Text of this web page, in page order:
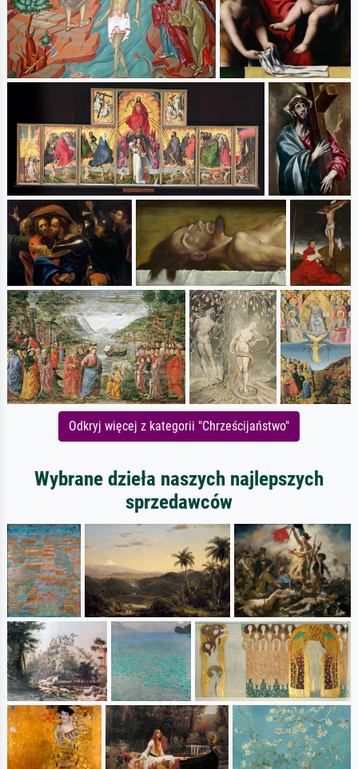
Odkryj więcej z kategorii "Chrześcijaństwo"
Wybrane dzieła naszych najlepszych
sprzedawców